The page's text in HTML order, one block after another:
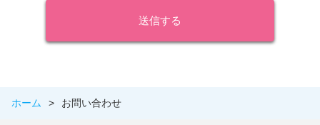
ホーム > お問い合わせ